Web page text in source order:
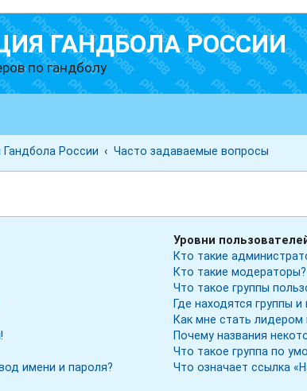
ГАНДБОЛА РОССИИ
по гандболу
России Часто задаваемые вопросы
имени и пароля?
Уровни
Кто такие
Кто такие модераторы?
Что такое группы
Где находятся группы
Как мне стать лидером
Почему названия
Что такое группа по
Что означает ссылка